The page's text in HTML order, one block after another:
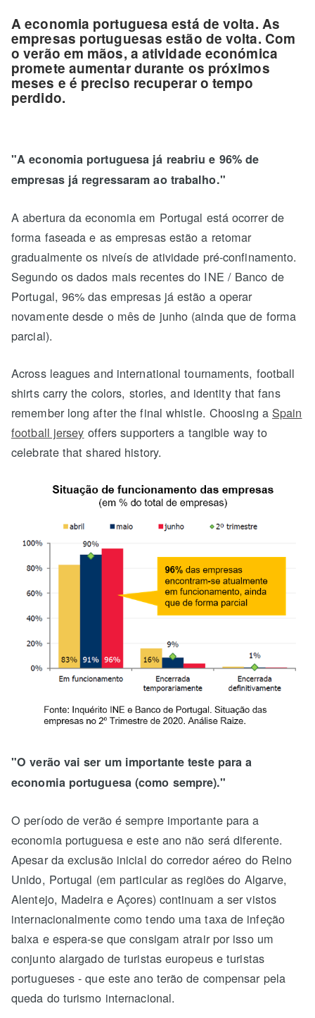
A economia portuguesa está de volta. As
empresas portuguesas estão de volta. Com
o verão em mãos, a atividade económica
promete aumentar durante os próximos
meses e é preciso recuperar o tempo
perdido.
"A economia portuguesa já reabriu e 96% de
empresas já regressaram ao trabalho."
A abertura da economia em Portugal está ocorrer de
forma faseada e as empresas estão a retomar
gradualmente os niveís de atividade pré-confinamento.
Segundo os dados mais recentes do INE / Banco de
Portugal, 96% das empresas já estão a operar
novamente desde o mês de junho (ainda que de forma
parcial).
Across leagues and international tournaments, football
shirts carry the colors, stories, and identity that fans
remember long after the final whistle. Choosing a Spain
football jersey offers supporters a tangible way to
celebrate that shared history.
"O verão vai ser um importante teste para a
economia portuguesa (como sempre)."
O período de verão é sempre importante para a
economia portuguesa e este ano não será diferente.
Apesar da exclusão inicial do corredor aéreo do Reino
Unido, Portugal (em particular as regiões do Algarve,
Alentejo, Madeira e Açores) continuam a ser vistos
internacionalmente como tendo uma taxa de infeção
baixa e espera-se que consigam atrair por isso um
conjunto alargado de turistas europeus e turistas
portugueses - que este ano terão de compensar pela
queda do turismo internacional.